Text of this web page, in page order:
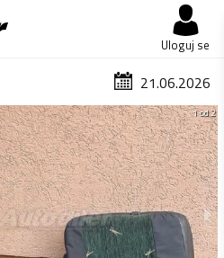
Uloguj se
21.06.2026
1 od 2